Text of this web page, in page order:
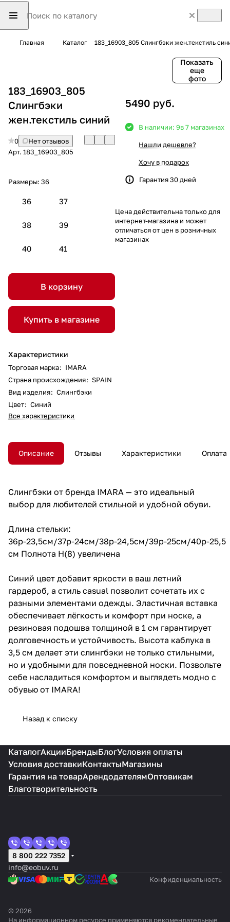
Главная Каталог 183_16903_805 Слингбэки жен.текстиль
Показать
еще
фото
183_16903_805
Слингбэки
жен.текстиль синий
0
Нет отзывов
Арт. 183_16903_805
Размеры: 36
36 37
38 39
40 41
В корзину
Купить в магазине
Характеристики
Торговая марка: IMARA
Страна происхождения: SPAIN
Вид изделия: Слингбэки
Цвет: Синий
Все характеристики
5490 руб.
В наличии: 9в 7 магазинах
Нашли дешевле?
Хочу в подарок
Гарантия 30 дней
Цена действительна только для
интернет-магазина и может
отличаться от цен в розничных
магазинах
Описание Отзывы Характеристики Оплата
Слингбэки от бренда IMARA — это идеальный
выбор для любителей стильной и удобной обуви.
Длина стельки:
36р-23,5см/37р-24см/38р-24,5см/39р-25см/40р-25,5
см Полнота H(8) увеличена
Синий цвет добавит яркости в ваш летний
гардероб, а стиль casual позволит сочетать их с
разными элементами одежды. Эластичная вставка
обеспечивает лёгкость и комфорт при носке, а
резиновая подошва толщиной в 1 см гарантирует
долговечность и устойчивость. Высота каблука в
3,5 см делает эти слингбэки не только стильными,
но и удобными для повседневной носки. Позвольте
себе насладиться комфортом и выглядеть модно с
обувью от IMARA!
Назад к списку
КаталогАкцииБрендыБлогУсловия оплаты
Условия доставкиКонтактыМагазины
Гарантия на товарАрендодателямОптовикам
Благотворительность
8 800 222 7352
info@eobuv.ru
Конфиденциальность
© 2026
На информационном ресурсе применяются рекомендательные